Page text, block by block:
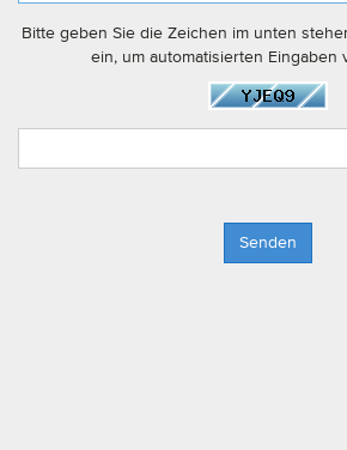
Bitte geben Sie die Zeichen im unten
ein, um automatisierten Eingaben
Senden